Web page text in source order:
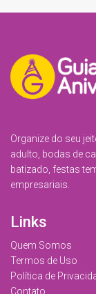
Organize do seu
adulto, bodas de
batizado, festas
empresariais.
Links
Quem Somos
Termos de Uso
Política de
Contato